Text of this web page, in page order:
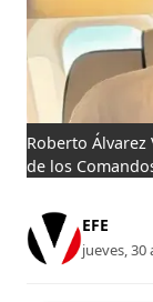
Roberto Álvarez
de los
EFE
jueves, 30